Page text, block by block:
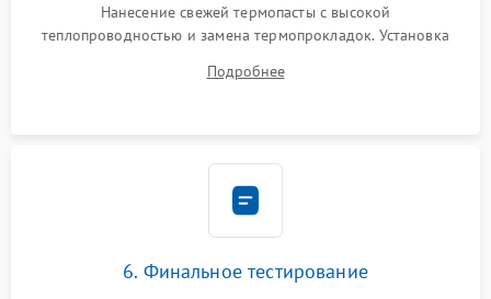
Нанесение свежей термопасты с высокой
теплопроводностью и замена термопрокладок. Установка
шлейфов, модулей памяти и накопителей. Предварительная
Подробнее
6. Финальное тестирование